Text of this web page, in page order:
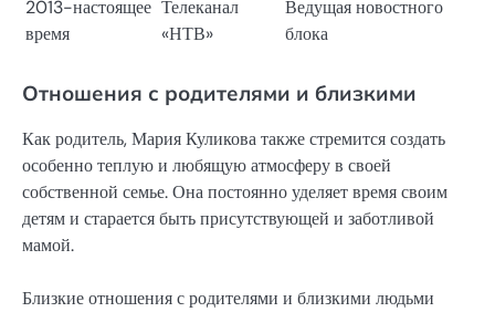
2013-настоящее
время
Телеканал
«НТВ»
Ведущая новостного
блока
Отношения с родителями и близкими
Как родитель, Мария Куликова также стремится создать
особенно теплую и любящую атмосферу в своей
собственной семье. Она постоянно уделяет время своим
детям и старается быть присутствующей и заботливой
мамой.
Близкие отношения с родителями и близкими людьми